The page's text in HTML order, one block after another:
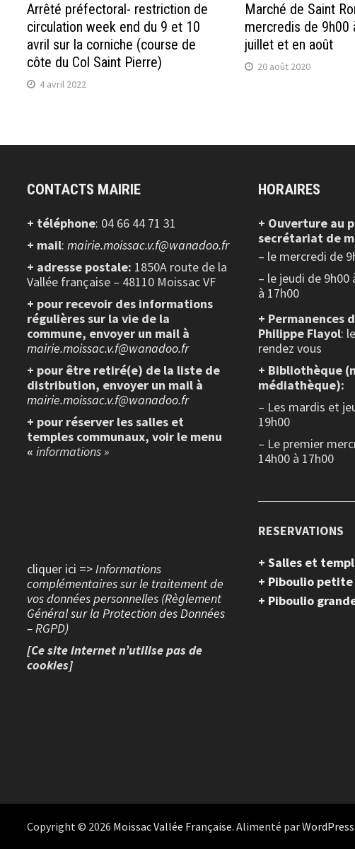
Arrêté préfectoral- restriction de
circulation week end du 9 et 10
avril sur la corniche (course de
côte du Col Saint Pierre)
4 avril 2022
Marché de Saint
mercredis de 9h00
juillet et en août
20 août 2020
CONTACTS MAIRIE
+ téléphone: 04 66 44 71 31
+ mail:mairie.moissac.v.f@wanadoo.fr
+ adresse postale: 1850A route de la
Vallée française – 48110 Moissac VF
+ pour recevoir des informations
régulières sur la vie de la
commune, envoyer un mail à
mairie.moissac.v.f@wanadoo.fr
+ pour être retiré(e) de la liste de
distribution, envoyer un mail à
mairie.moissac.v.f@wanadoo.fr
+ pour réserver les salles et
temples communaux, voir le menu
«informations »
cliquer ici =>Informations
complémentaires sur le traitement de
vos données personnelles (Règlement
Général sur la Protection des Données
– RGPD)
[Ce site internet n’utilise pas de
cookies]
HORAIRES
+ Ouverture au
secrétariat de
– le mercredi de
– le jeudi de 9h00
à 17h00
+ Permanences
Philippe Flayol:
rendez vous
+ Bibliothèque
médiathèque):
– Les mardis et
19h00
– Le premier
14h00 à 17h00
RESERVATIONS
+ Salles et
+ Piboulio
+ Piboulio
Copyright © 2026 Moissac Vallée Française. Alimenté parWordPress